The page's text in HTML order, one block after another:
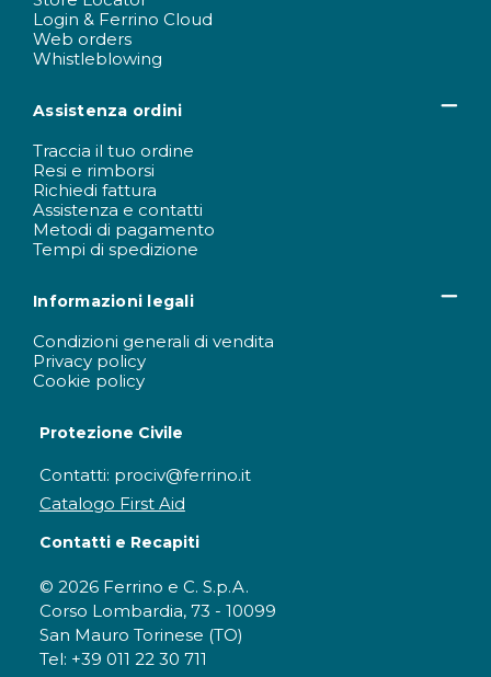
Login & Ferrino Cloud
Web orders
Whistleblowing
Assistenza ordini
Traccia il tuo ordine
Resi e rimborsi
Richiedi fattura
Assistenza e contatti
Metodi di pagamento
Tempi di spedizione
Informazioni legali
Condizioni generali di vendita
Privacy policy
Cookie policy
Protezione Civile
Contatti: prociv@ferrino.it
Catalogo First Aid
Contatti e Recapiti
© 2026 Ferrino e C. S.p.A.
Corso Lombardia, 73 - 10099
San Mauro Torinese (TO)
Tel: +39 011 22 30 711